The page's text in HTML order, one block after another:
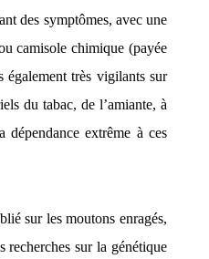
des symptômes, avec une
camisole chimique (payée
également très vigilants sur
du tabac, de l’amiante, à
extrême à ces
sur les moutons enragés,
sur la génétique